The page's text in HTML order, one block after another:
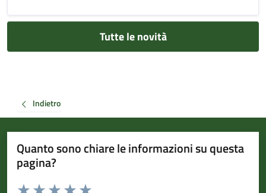
Tutte le novità
Indietro
Quanto sono chiare le informazioni su questa
pagina?
Valuta da 1 a 5 stelle la pagina